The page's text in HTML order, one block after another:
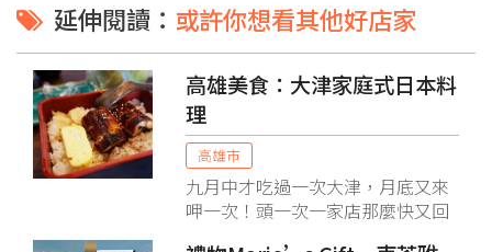
延伸閱讀： 或許你想看其他好店家
高雄美食：大津家庭式日本料
理
高雄市
九月中才吃過一次大津，月底又來
呷一次！頭一次一家店那麼快又回